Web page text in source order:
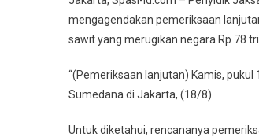
mengagendakan pemeriksaan
sawit yang merugikan negara Rp 78
“(Pemeriksaan lanjutan) Kamis, pukul
Sumedana di Jakarta, (18/8).
Untuk diketahui, rencananya